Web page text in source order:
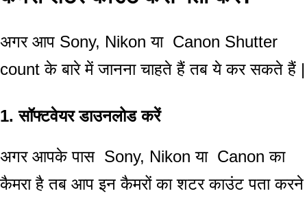
अगर आप Sony, Nikon या Canon Shutter
count के बारे में जानना चाहते हैं तब ये कर सकते हैं |
1. सॉफ्टवेयर डाउनलोड करें
अगर आपके पास Sony, Nikon या Canon का
कैमरा है तब आप इन कैमरों का शटर काउंट पता करने